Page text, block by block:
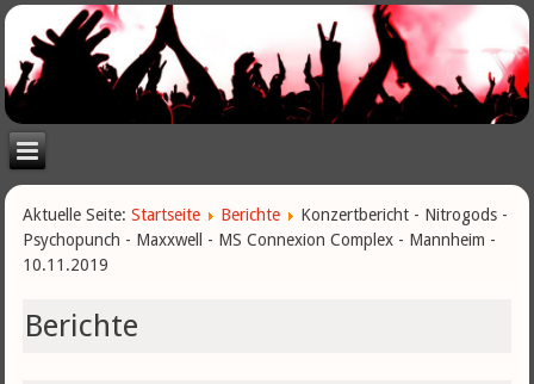
Aktuelle Seite:Startseite Berichte
Konzertbericht - Nitrogods -
Psychopunch - Maxxwell - MS Connexion Complex - Mannheim -
10.11.2019
Berichte